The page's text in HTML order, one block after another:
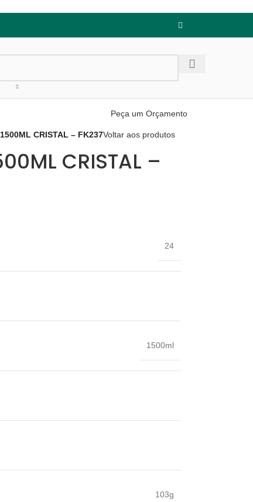
Peça um Orçamento
CRISTAL – FK237Voltar aos produtos
CRISTAL –
24
1500ml
103g